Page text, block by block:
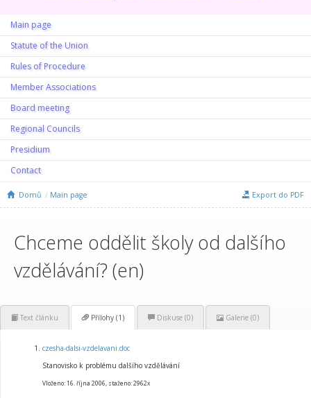
Main page
Statute of the Union
Rules of Procedure
Member Associations
Board meeting
Regional Councils
Presidium
Contact
Domů Main page Export do PDF
Chceme oddělit školy od dalšího
vzdělávání? (en)
Text článku Přílohy (1) Diskuse (0) Galerie (0)
czesha-dalsi-vzdelavani.doc
Stanovisko k problému dalšího vzdělávání
Vloženo: 16. října 2006, staženo: 2962x